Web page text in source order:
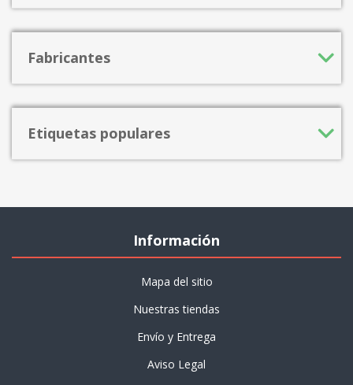
Fabricantes
Etiquetas populares
Información
Mapa del sitio
Nuestras tiendas
Envío y Entrega
Aviso Legal